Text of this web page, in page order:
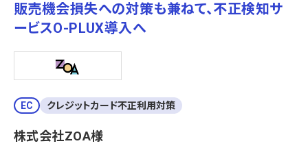
販売機会損失への対策も兼ねて、不正検知サ
ービスO-PLUX導入へ
EC クレジットカード不正利用対策
株式会社ZOA様